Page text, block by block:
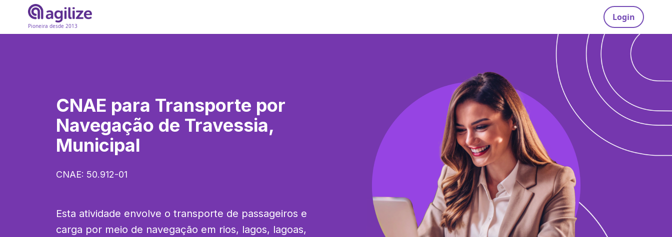
Pioneira desde 2013
Login
CNAE para Transporte por
Navegação de Travessia,
Municipal
CNAE: 50.912-01
Esta atividade envolve o transporte de passageiros e
carga por meio de navegação em rios, lagos, lagoas,